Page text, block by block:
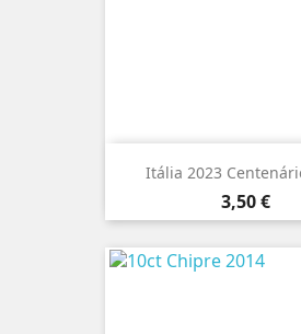
Itália 2023
Preço
3,50 €